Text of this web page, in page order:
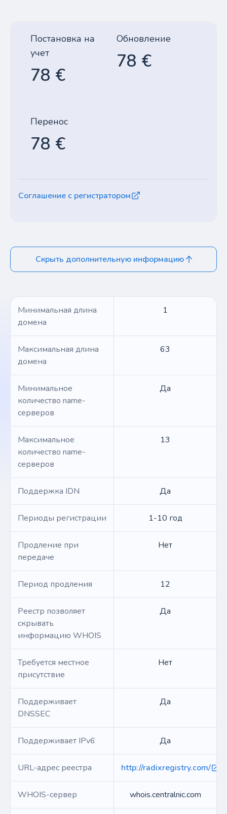
Постановка на
учет
78 €
Обновление
78 €
Перенос
78 €
Соглашение с регистратором
Скрыть дополнительную информацию
Минимальная длина
домена
1
Максимальная длина
домена
63
Минимальное
количество name-
серверов
Да
Максимальное
количество name-
серверов
13
Поддержка IDN Да
Периоды регистрации 1-10 год
Продление при
передаче
Нет
Период продления 12
Реестр позволяет
скрывать
информацию WHOIS
Да
Требуется местное
присутствие
Нет
Поддерживает
DNSSEC
Да
Поддерживает IPv6 Да
URL-адрес реестра http://radixregistry.com/
WHOIS-сервер whois.centralnic.com